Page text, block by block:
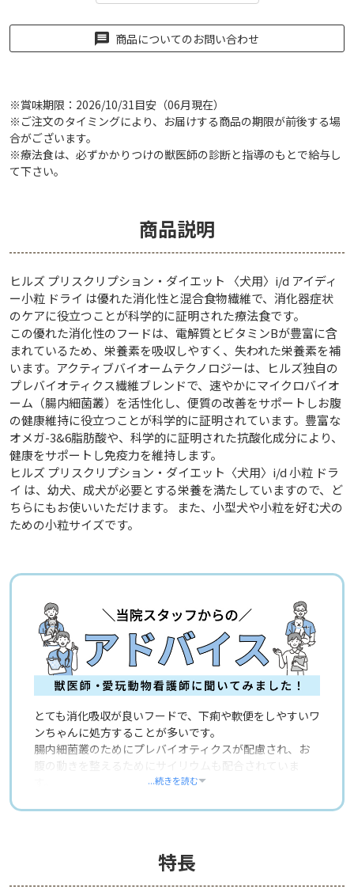
商品についてのお問い合わせ
※賞味期限：2026/10/31目安（06月現在）
※ご注文のタイミングにより、お届けする商品の期限が前後する場
合がございます。
※療法食は、必ずかかりつけの獣医師の診断と指導のもとで給与し
て下さい。
商品説明
ヒルズ プリスクリプション・ダイエット 〈犬用〉i/d アイディ
ー小粒 ドライ は優れた消化性と混合食物繊維で、消化器症状
のケアに役立つことが科学的に証明された療法食です。
この優れた消化性のフードは、電解質とビタミンBが豊富に含
まれているため、栄養素を吸収しやすく、失われた栄養素を補
います。アクティブバイオームテクノロジーは、ヒルズ独自の
プレバイオティクス繊維ブレンドで、速やかにマイクロバイオ
ーム（腸内細菌叢）を活性化し、便質の改善をサポートしお腹
の健康維持に役立つことが科学的に証明されています。豊富な
オメガ-3&6脂肪酸や、科学的に証明された抗酸化成分により、
健康をサポートし免疫力を維持します。
ヒルズ プリスクリプション・ダイエット〈犬用〉i/d 小粒 ドラ
イ は、幼犬、成犬が必要とする栄養を満たしていますので、ど
ちらにもお使いいただけます。 また、小型犬や小粒を好む犬の
ための小粒サイズです。
とても消化吸収が良いフードで、下痢や軟便をしやすいワ
ンちゃんに処方することが多いです。
腸内細菌叢のためにプレバイオティクスが配慮され、お
腹の動きを整えるためにサイリウムも配合されていま
他のフードに比べると小粒で、日本に多い超小型に分類
くいかもしれないので、水分を加えてふやかして粒を大き
めにして与えてもらうこともあります。
...続きを読む
特長